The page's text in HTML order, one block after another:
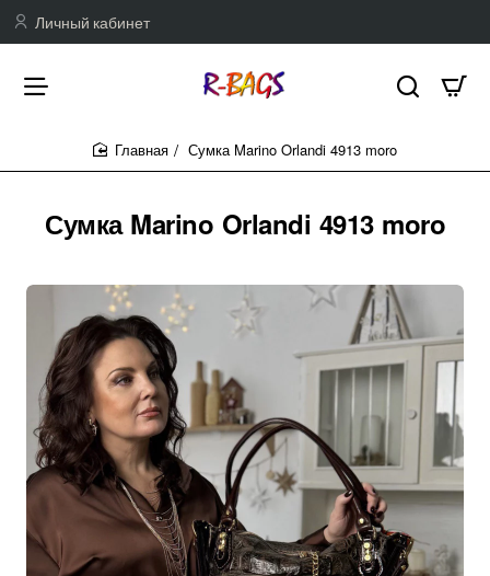
Личный кабинет
Сумка Marino Orlandi 4913 moro
Сумка Marino Orlandi 4913 moro